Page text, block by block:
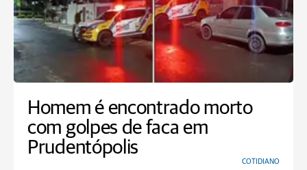
Homem é encontrado morto
com golpes de faca em
Prudentópolis
COTIDIANO